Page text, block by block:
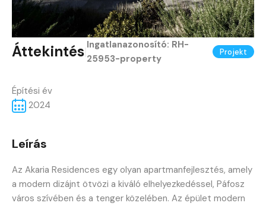
Áttekintés Ingatlanazonosító: RH-
25953-property
Projekt
Építési év
2024
Leírás
Az Akaria Residences egy olyan apartmanfejlesztés, amely
a modern dizájnt ötvözi a kiváló elhelyezkedéssel, Páfosz
város szívében és a tenger közelében. Az épület modern